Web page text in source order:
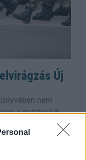
Új
nem
a gazdasági
a